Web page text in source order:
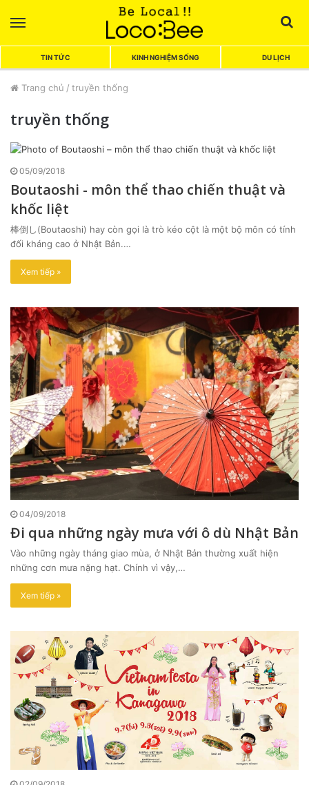
TIN TỨC KINH NGHIỆM SỐNG DU LỊCH
Trang chủ / truyền thống
truyền thống
05/09/2018
Boutaoshi - môn thể thao chiến thuật và
khốc liệt
棒倒し(Boutaoshi) hay còn gọi là trò kéo cột là một bộ môn có tính
đối kháng cao ở Nhật Bản.…
Xem tiếp »
04/09/2018
Đi qua những ngày mưa với ô dù Nhật Bản
Vào những ngày tháng giao mùa, ở Nhật Bản thường xuất hiện
những cơn mưa nặng hạt. Chính vì vậy,…
Xem tiếp »